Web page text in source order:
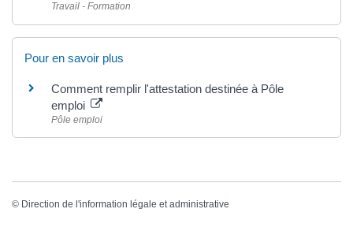
Travail - Formation
Pour en savoir plus
Comment remplir l'attestation destinée à Pôle
emploi
Pôle emploi
© Direction de l'information légale et administrative